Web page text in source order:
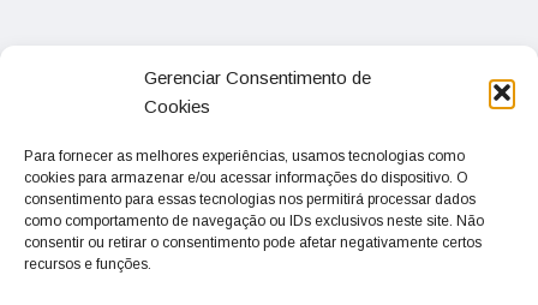
Gerenciar Consentimento de
Cookies
Para fornecer as melhores experiências, usamos tecnologias como
cookies para armazenar e/ou acessar informações do dispositivo. O
consentimento para essas tecnologias nos permitirá processar dados
como comportamento de navegação ou IDs exclusivos neste site. Não
consentir ou retirar o consentimento pode afetar negativamente certos
recursos e funções.